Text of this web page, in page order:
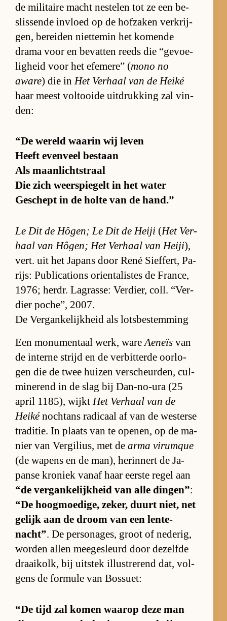
de mi­li­taire macht nes­te­len tot ze een be­
slis­sende in­vloed op de hof­za­ken ver­krij­
gen, be­rei­den niet­te­min het ko­mende
drama voor en be­vat­ten reeds die “ge­voe­
lig­heid voor het efe­me­re” (mono no
aware) die in Het Ver­haal van de Heiké
haar meest vol­tooide uit­druk­king zal vin­
den:
“De we­reld waarin wij le­ven
Heeft even­veel be­staan
Als maan­licht­straal
Die zich weer­spie­gelt in het wa­ter
Ge­schept in de holte van de hand.”
Le Dit de Hô­gen; Le Dit de Heiji (Het Ver­
haal van Hô­gen; Het Ver­haal van Heiji),
vert. uit het Ja­pans door René Sief­fert, Pa­
rijs: Pu­bli­ca­ti­ons orien­ta­lis­tes de Fran­ce,
1976; her­dr. La­gras­se: Ver­dier, coll. “Ver­
dier po­che”, 2007.
De Vergankelijkheid als lotsbestemming
Een mo­nu­men­taal werk, wareAeneïs van
de in­terne strijd en de ver­bit­terde oor­lo­
gen die de twee hui­zen ver­scheur­den, cul­
mi­ne­rend in de slag bij Dan-no-ura (25
april 1185), wijktHet Ver­haal van de
Heikénoch­tans ra­di­caal af van de wes­terse
tra­di­tie. In plaats van te ope­nen, op de ma­
nier van Ver­gi­li­us, met de arma vi­rumque
(de wa­pens en de man), her­in­nert de Ja­
panse kro­niek vanaf haar eer­ste re­gel aan
“de ver­gan­ke­lijk­heid van alle din­gen”:
“De hoog­moe­di­ge, ze­ker, duurt niet, net
ge­lijk aan de droom van een len­te­
nacht”. De per­so­na­ges, groot of ne­de­rig,
wor­den al­len mee­ge­sleurd door de­zelfde
draai­kolk, bij uit­stek il­lu­stre­rend dat, vol­
gens de for­mule van Bos­suet:
“De tijd zal ko­men waarop deze man